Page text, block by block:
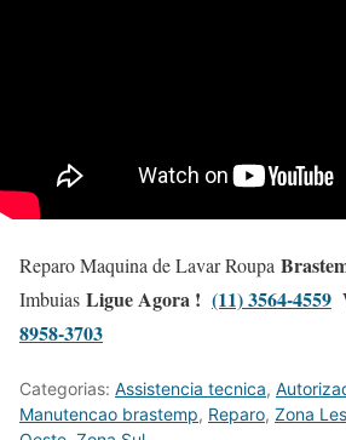
Reparo Maquina de Lavar Roupa
Imbuias Ligue Agora ! (11) 3564-4559
8958-3703
Categorias: Assistencia tecnica,
Manutencao brastemp, Reparo, Zona